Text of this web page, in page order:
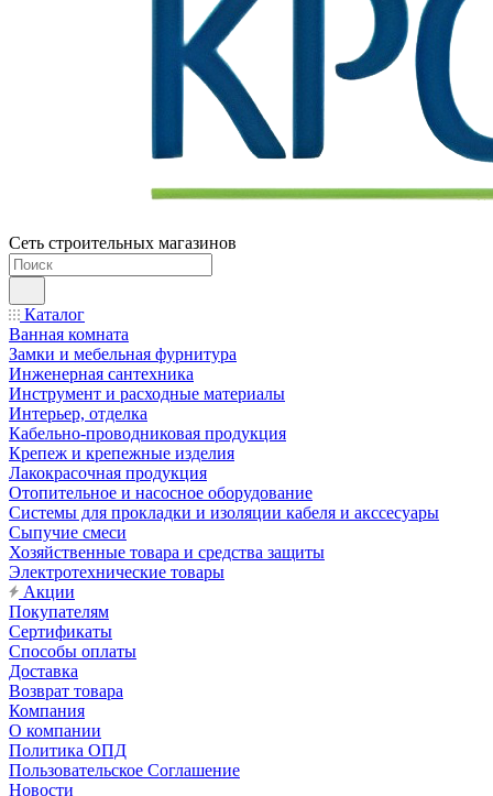
Сеть строительных магазинов
Каталог
Ванная комната
Замки и мебельная фурнитура
Инженерная сантехника
Инструмент и расходные материалы
Интерьер, отделка
Кабельно-проводниковая продукция
Крепеж и крепежные изделия
Лакокрасочная продукция
Отопительное и насосное оборудование
Системы для прокладки и изоляции кабеля и акссесуары
Сыпучие смеси
Хозяйственные товара и средства защиты
Электротехнические товары
Акции
Покупателям
Сертификаты
Способы оплаты
Доставка
Возврат товара
Компания
О компании
Политика ОПД
Пользовательское Соглашение
Новости